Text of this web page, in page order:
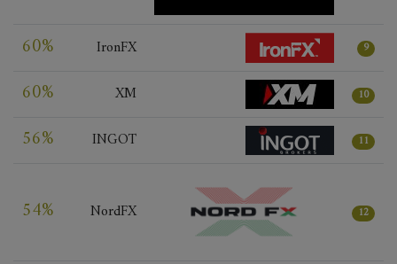
60% IronFX 9
60% XM 10
56% INGOT 11
54% NordFX 12